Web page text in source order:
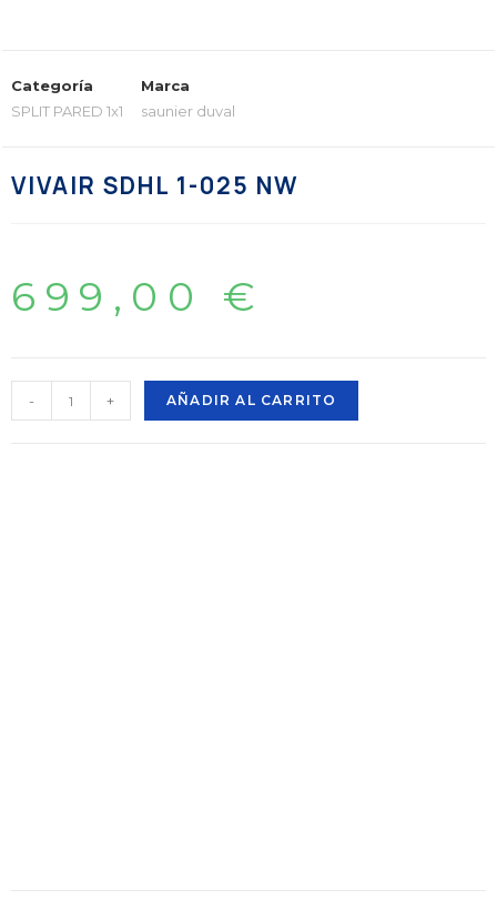
Categoría
SPLIT PARED 1x1
Marca
saunier duval
VIVAIR SDHL 1-025 NW
699,00 €
- + AÑADIR AL CARRITO